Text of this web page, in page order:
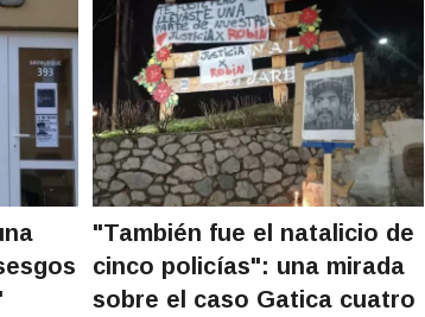
"También fue el natalicio de
cinco policías": una mirada
sobre el caso Gatica cuatro